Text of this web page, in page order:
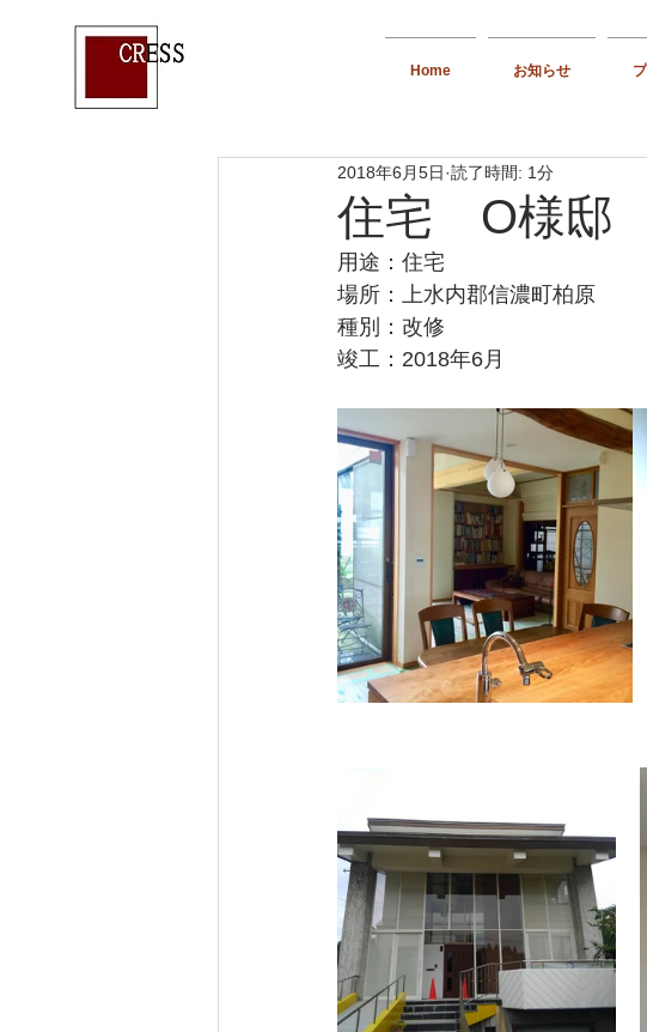
Home お知らせ
住宅 O様邸
2018年6月5日 読了時間: 1分
用途：住宅
場所：上水内郡信濃町柏原
種別：改修
竣工：2018年6月